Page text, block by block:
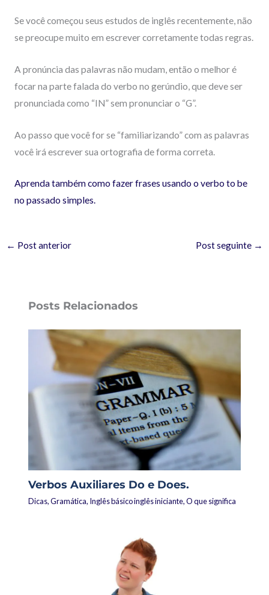
Se você começou seus estudos de inglês recentemente, não
se preocupe muito em escrever corretamente todas regras.
A pronúncia das palavras não mudam, então o melhor é
focar na parte falada do verbo no gerúndio, que deve ser
pronunciada como “IN” sem pronunciar o “G”.
Ao passo que você for se “familiarizando” com as palavras
você irá escrever sua ortografia de forma correta.
Aprenda também como fazer frases usando o verbo to be
no passado simples.
← Post anterior Post seguinte →
Posts Relacionados
Verbos Auxiliares Do e Does.
Dicas,Gramática, Inglês básico inglês iniciante,O que significa